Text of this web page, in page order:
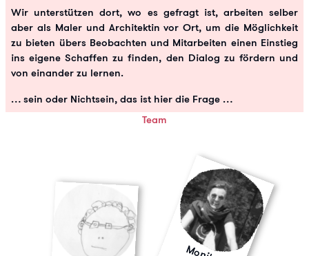
Wir unterstützen dort, wo es gefragt ist, arbeiten selber
aber als Maler und Architektin vor Ort, um die Möglichkeit
zu bieten übers Beobachten und Mitarbeiten einen Einstieg
ins eigene Schaffen zu finden, den Dialog zu fördern und
von einander zu lernen.
… sein oder Nichtsein, das ist hier die Frage …
Team